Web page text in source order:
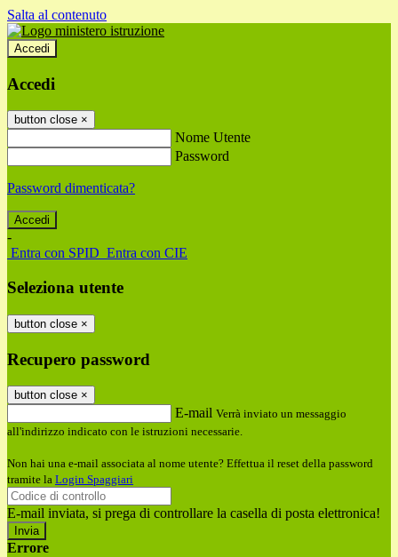
Salta al contenuto
Accedi
Accedi
button close ×
Nome Utente
Password
Password dimenticata?
-
Entra con SPID Entra con CIE
Seleziona utente
button close ×
Recupero password
button close ×
E-mail Verrà inviato un messaggio
all'indirizzo indicato con le istruzioni necessarie.
Non hai una e-mail associata al nome utente? Effettua il reset della password
tramite la Login Spaggiari
E-mail inviata, si prega di controllare la casella di posta elettronica!
Errore